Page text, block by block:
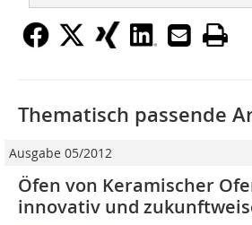
Thematisch passende
Ausgabe 05/2012
Öfen von Keramischer
innovativ und